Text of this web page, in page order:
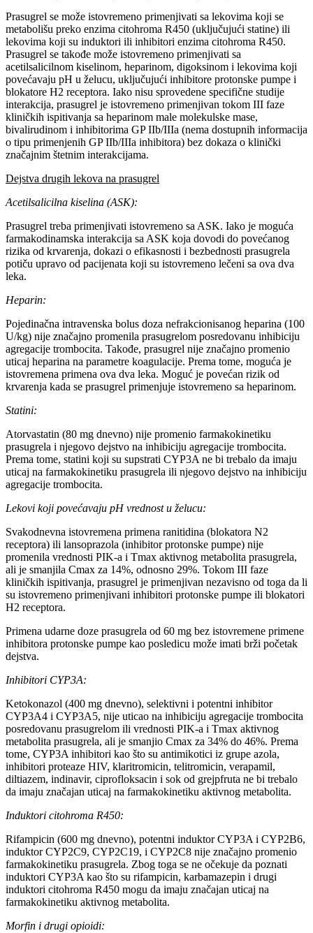
Prasugrel se može istovremeno primenjivati sa lekovima koji se
metabolišu preko enzima citohroma R450 (uključujući statine) ili
lekovima koji su induktori ili inhibitori enzima citohroma R450.
Prasugrel se takođe može istovremeno primenjivati sa
acetilsalicilnom kiselinom, heparinom, digoksinom i lekovima koji
povećavaju pH u želucu, uključujući inhibitore protonske pumpe i
blokatore H2 receptora. Iako nisu sprovedene specifične studije
interakcija, prasugrel je istovremeno primenjivan tokom III faze
kliničkih ispitivanja sa heparinom male molekulske mase,
bivalirudinom i inhibitorima GP IIb/IIIa (nema dostupnih informacija
o tipu primenjenih GP IIb/IIIa inhibitora) bez dokaza o klinički
značajnim štetnim interakcijama.
Dejstva drugih lekova na prasugrel
Acetilsalicilna kiselina (ASK):
Prasugrel treba primenjivati istovremeno sa ASK. Iako je moguća
farmakodinamska interakcija sa ASK koja dovodi do povećanog
rizika od krvarenja, dokazi o efikasnosti i bezbednosti prasugrela
potiču upravo od pacijenata koji su istovremeno lečeni sa ova dva
leka.
Heparin:
Pojedinačna intravenska bolus doza nefrakcionisanog heparina (100
U/kg) nije značajno promenila prasugrelom posredovanu inhibiciju
agregacije trombocita. Takođe, prasugrel nije značajno promenio
uticaj heparina na parametre koagulacije. Prema tome, moguća je
istovremena primena ova dva leka. Moguć je povećan rizik od
krvarenja kada se prasugrel primenjuje istovremeno sa heparinom.
Statini:
Atorvastatin (80 mg dnevno) nije promenio farmakokinetiku
prasugrela i njegovo dejstvo na inhibiciju agregacije trombocita.
Prema tome, statini koji su supstrati CYP3A ne bi trebalo da imaju
uticaj na farmakokinetiku prasugrela ili njegovo dejstvo na inhibiciju
agregacije trombocita.
Lekovi koji povećavaju pH vrednost u želucu:
Svakodnevna istovremena primena ranitidina (blokatora N2
receptora) ili lansoprazola (inhibitor protonske pumpe) nije
promenila vrednosti PIK-a i Tmax aktivnog metabolita prasugrela,
ali je smanjila Cmax za 14%, odnosno 29%. Tokom III faze
kliničkih ispitivanja, prasugrel je primenjivan nezavisno od toga da li
su istovremeno primenjivani inhibitori protonske pumpe ili blokatori
H2 receptora.
Primena udarne doze prasugrela od 60 mg bez istovremene primene
inhibitora protonske pumpe kao posledicu može imati brži početak
dejstva.
Inhibitori CYP3A:
Ketokonazol (400 mg dnevno), selektivni i potentni inhibitor
CYP3A4 i CYP3A5, nije uticao na inhibiciju agregacije trombocita
posredovanu prasugrelom ili vrednosti PIK-a i Tmax aktivnog
metabolita prasugrela, ali je smanjio Cmax za 34% do 46%. Prema
tome, CYP3A inhibitori kao što su antimikotici iz grupe azola,
inhibitori proteaze HIV, klaritromicin, telitromicin, verapamil,
diltiazem, indinavir, ciprofloksacin i sok od grejpfruta ne bi trebalo
da imaju značajan uticaj na farmakokinetiku aktivnog metabolita.
Induktori citohroma R450:
Rifampicin (600 mg dnevno), potentni induktor CYP3A i CYP2B6,
induktor CYP2C9, CYP2C19, i CYP2C8 nije značajno promenio
farmakokinetiku prasugrela. Zbog toga se ne očekuje da poznati
induktori CYP3A kao što su rifampicin, karbamazepin i drugi
induktori citohroma R450 mogu da imaju značajan uticaj na
farmakokinetiku aktivnog metabolita.
Morfin i drugi opioidi: